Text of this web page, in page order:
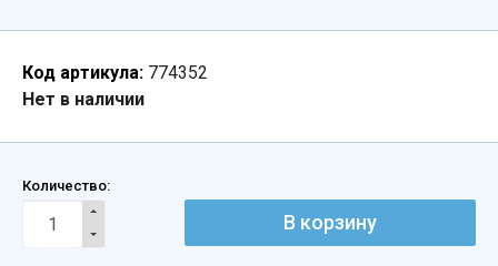
Код артикула: 774352
Нет в наличии
Количество: